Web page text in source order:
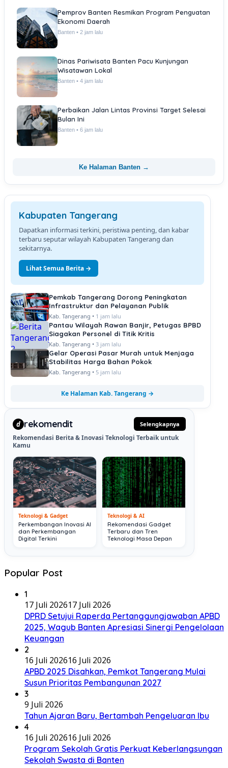
Pemprov Banten Resmikan Program Penguatan
Ekonomi Daerah
Banten • 2 jam lalu
Dinas Pariwisata Banten Pacu Kunjungan
Wisatawan Lokal
Banten • 4 jam lalu
Perbaikan Jalan Lintas Provinsi Target Selesai
Bulan Ini
Banten • 6 jam lalu
Ke Halaman Banten →
Kabupaten Tangerang
Dapatkan informasi terkini, peristiwa penting, dan kabar
terbaru seputar wilayah Kabupaten Tangerang dan
sekitarnya.
Lihat Semua Berita →
Pemkab Tangerang Dorong Peningkatan
Infrastruktur dan Pelayanan Publik
Kab. Tangerang • 1 jam lalu
Pantau Wilayah Rawan Banjir, Petugas BPBD
Siagakan Personel di Titik Kritis
Kab. Tangerang • 3 jam lalu
Gelar Operasi Pasar Murah untuk Menjaga
Stabilitas Harga Bahan Pokok
Kab. Tangerang • 5 jam lalu
Ke Halaman Kab. Tangerang →
d rekomendit Selengkapnya
Rekomendasi Berita & Inovasi Teknologi Terbaik untuk
Kamu
Teknologi & Gadget
Perkembangan Inovasi AI
dan Perkembangan
Digital Terkini
Teknologi & AI
Rekomendasi Gadget
Terbaru dan Tren
Teknologi Masa Depan
Popular Post
1
17 Juli 202617 Juli 2026
DPRD Setujui Raperda Pertanggungjawaban APBD
2025, Wagub Banten Apresiasi Sinergi Pengelolaan
Keuangan
2
16 Juli 202616 Juli 2026
APBD 2025 Disahkan, Pemkot Tangerang Mulai
Susun Prioritas Pembangunan 2027
3
9 Juli 2026
Tahun Ajaran Baru, Bertambah Pengeluaran Ibu
4
16 Juli 202616 Juli 2026
Program Sekolah Gratis Perkuat Keberlangsungan
Sekolah Swasta di Banten